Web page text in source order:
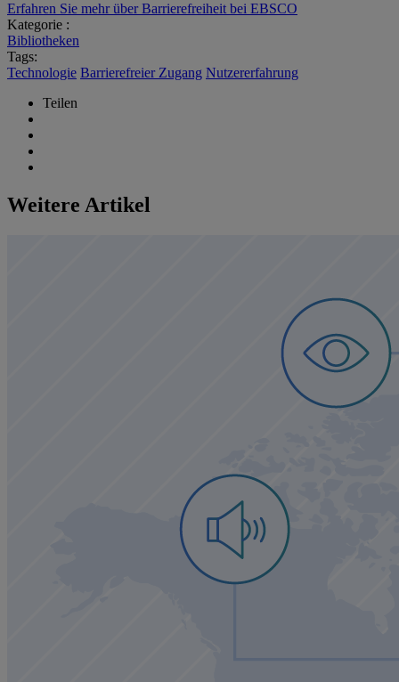
Erfahren Sie mehr über Barrierefreiheit bei EBSCO
Kategorie :
Bibliotheken
Tags:
Technologie Barrierefreier Zugang Nutzererfahrung
Teilen
Weitere Artikel